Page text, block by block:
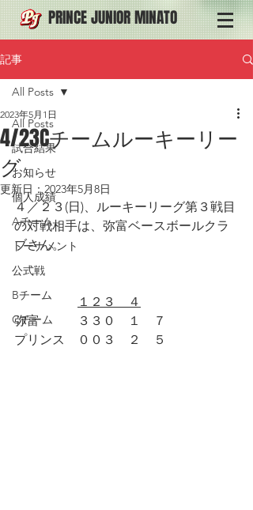
PRINCE JUNIOR MINATO
記事
All Posts
試合結果
お知らせ
個人成績
Aチーム
トーナメント
公式戦
Bチーム
Cチーム
All Posts
4/23Cチームルーキーリー
グ
2023年5月1日
更新日：2023年5月8日
４／２３(日)、ルーキーリーグ第３戦目
の対戦相手は、弥富ベースボールクラ
ブさん。
１２３　４
弥富　　　３３０　１　７
プリンス　００３　２　５